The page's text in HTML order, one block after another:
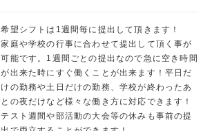
希望シフトは1週間毎に提出して頂きます！
家庭や学校の行事に合わせて提出して頂く事が
可能です。1週間ごとの提出なので急に空き時間
が出来た時にすぐ働くことが出来ます！平日だ
けの勤務や土日だけの勤務、学校が終わったあ
との夜だけなど様々な働き方に対応できます！
テスト週間や部活動の大会等の休みも事前の提